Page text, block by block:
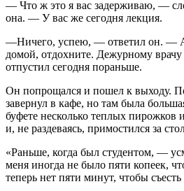
— Что ж это я вас задерживаю, —
она. — У вас же сегодня лекция.
—Ничего, успею, — ответил он. —
домой, отдохните. Дежурному врачу
отпустил сегодня пораньше.
Он попрощался и пошел к выходу.
завернул в кафе, но там была
буфете несколько теплых пирожков
и, не раздеваясь, примостился за
«Раньше, когда был студентом, —
меня иногда не было пяти копеек,
теперь нет пяти минут, чтобы